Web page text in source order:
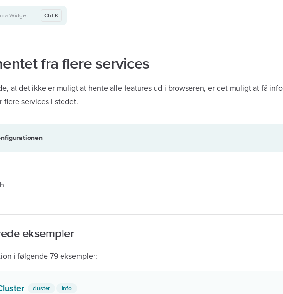
Widget Ctrl K
fra flere services
at det ikke er muligt at hente alle features ud i browseren, er det muligt at få info
flere services i stedet.
eksempler
i følgende 79 eksempler:
cluster info